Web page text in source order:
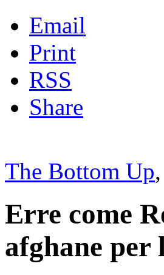
Email
Print
RSS
Share
The Bottom Up
Erre come
afghane per